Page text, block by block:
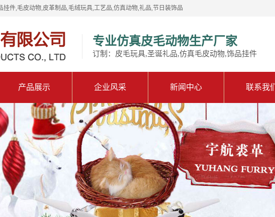
件,毛皮动物,皮革制品,毛绒玩具,工艺品,仿真动物,礼品,节日装饰品
专业仿真皮毛动物生产厂家
订制：皮毛玩具,圣诞礼品,仿真毛皮动物,饰品挂件
产品展示 企业风采 新闻中心 联系我们